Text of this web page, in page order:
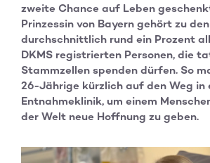
zweite Chance auf Leben
Prinzessin von Bayern gehört zu den
durchschnittlich rund ein Prozent
DKMS registrierten Personen, die
Stammzellen spenden dürfen. So
26-Jährige kürzlich auf den Weg in
Entnahmeklinik, um einem
der Welt neue Hoffnung zu geben.